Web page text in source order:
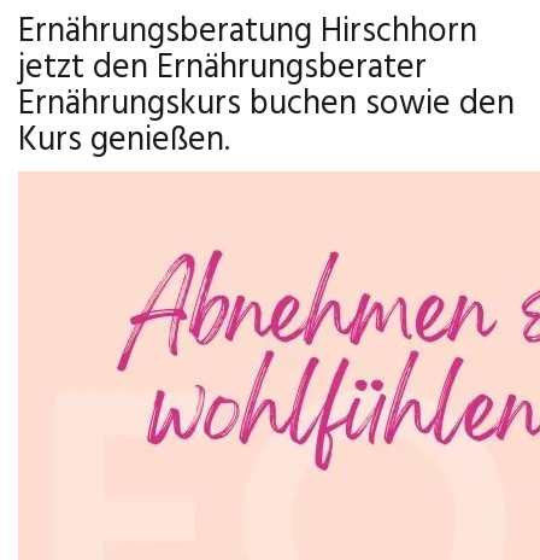
Ernährungsberatung Hirschhorn
jetzt den Ernährungsberater
Ernährungskurs buchen sowie den
Kurs genießen.